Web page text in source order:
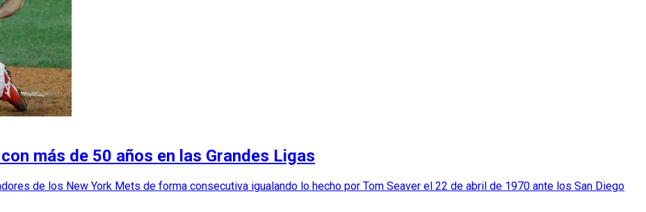
más de 50 años en las Grandes Ligas
de los New York Mets de forma consecutiva igualando lo hecho por Tom Seaver el 22 de abril de 1970 ante los San Diego